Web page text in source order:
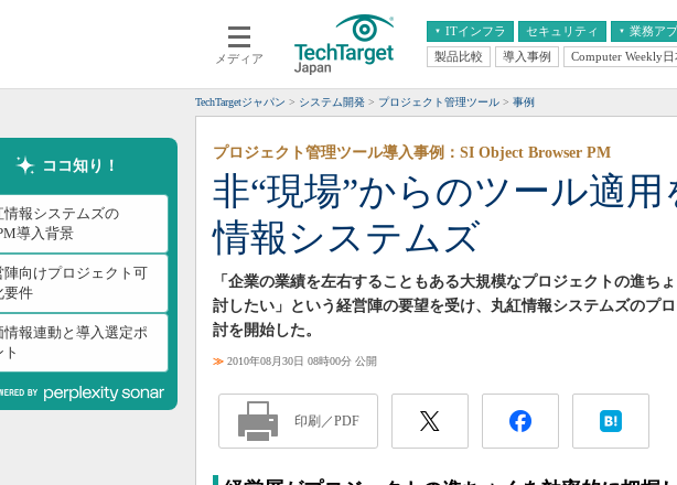
メディア
ITインフラ
クラウド
スマートモバイル
ネットワーク
システム運用管理
セキュリティ 業務ア
エンタープライズAI
ERP
CX
情報系システム
経営とIT 医
製品比較 導入事例 Computer Weekly
TechTargetジャパン システム開発 プロジェクト管理ツール 事例
ココ知り！
情報システムズの
導入背景
陣向けプロジェクト可
要件
情報連動と導入選定ポ
非“現場”からのツール適
情報システムズ
プロジェクト管理ツール導入事例：SI Object Browser PM
「企業の業績を左右することもある大規模なプロジェクトの進ち
討したい」という経営陣の要望を受け、丸紅情報システムズのプ
討を開始した。
≫ 2010年08月30日 08時00分 公開
印刷／PDF